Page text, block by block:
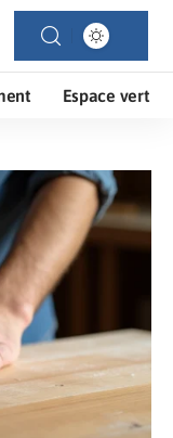
Espace vert